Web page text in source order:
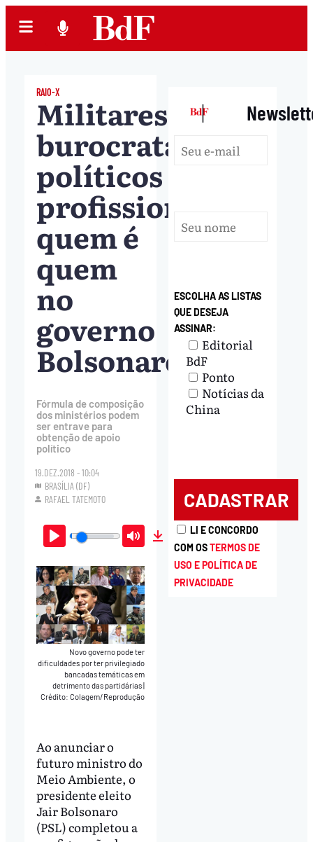
RAIO-X
Militares,
burocratas,
políticos
profissionais:
quem é
quem
no
governo
Bolsonaro
Fórmula de composição
dos ministérios podem
ser entrave para
obtenção de apoio
político
19.DEZ.2018 - 10:04
BRASÍLIA (DF)
RAFAEL TATEMOTO
Play Mute Download
Novo governo pode ter
dificuldades por ter privilegiado
bancadas temáticas em
detrimento das partidárias
Crédito: Colagem/Reprodução
Ao anunciar o
futuro ministro do
Meio Ambiente, o
presidente eleito
Jair Bolsonaro
(PSL) completou a
|
ESCOLHA AS LISTAS
QUE DESEJA
ASSINAR:
Editorial
BdF
Ponto
Notícias da
China
LI E CONCORDO
COM OSTERMOS DE
USO E POLÍTICA DE
PRIVACIDADE